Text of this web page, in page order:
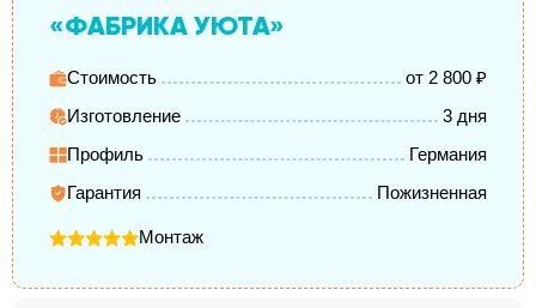
«ФАБРИКА УЮТА»
Стоимость
от 2 800 ₽
Изготовление
3 дня
Профиль
Германия
Гарантия
Пожизненная
Монтаж